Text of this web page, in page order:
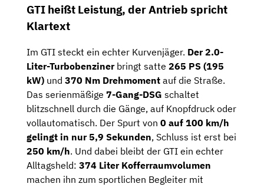
GTI heißt Leistung, der Antrieb spricht
Klartext
Im GTI steckt ein echter Kurvenjäger. Der 2.0-
Liter-Turbobenzinerbringt satte 265 PS (195
kW) und 370 Nm Drehmoment auf die Straße.
Das serienmäßige 7-Gang-DSG schaltet
blitzschnell durch die Gänge, auf Knopfdruck oder
vollautomatisch. Der Spurt von 0 auf 100 km/h
gelingt in nur 5,9 Sekunden, Schluss ist erst bei
250 km/h. Und dabei bleibt der GTI ein echter
Alltagsheld: 374 Liter Kofferraumvolumen
machen ihn zum sportlichen Begleiter mit